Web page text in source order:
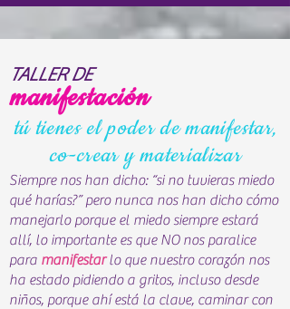
manifestación
tú tienes el poder de manifestar,
co-crear y materializar
TALLER DE
Siempre nos han dicho: “si no tuvieras miedo
qué harías?” pero nunca nos han dicho cómo
manejarlo porque el miedo siempre estará
allí, lo importante es que NO nos paralice
para manifestarlo que nuestro corazón nos
ha estado pidiendo a gritos, incluso desde
niños, porque ahí está la clave, caminar con